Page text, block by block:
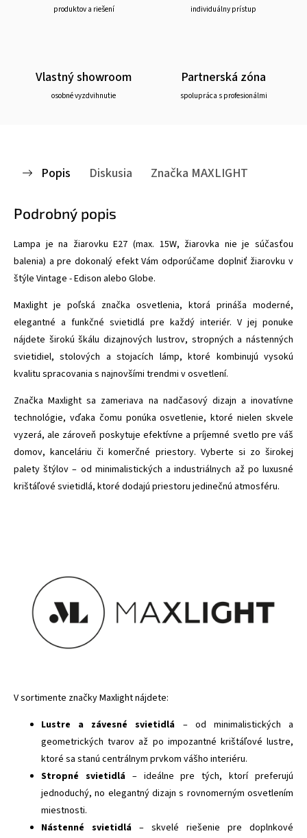
produktov a riešení individuálny prístup
Vlastný showroom
osobné vyzdvihnutie
Partnerská zóna
spolupráca s profesionálmi
Popis Diskusia Značka MAXLIGHT
Podrobný popis
Lampa je na žiarovku E27 (max. 15W, žiarovka nie je súčasťou
balenia) a pre dokonalý efekt Vám odporúčame doplniť žiarovku v
štýle Vintage - Edison alebo Globe.
Maxlight je poľská značka osvetlenia, ktorá prináša moderné,
elegantné a funkčné svietidlá pre každý interiér. V jej ponuke
nájdete širokú škálu dizajnových lustrov, stropných a nástenných
svietidiel, stolových a stojacích lámp, ktoré kombinujú vysokú
kvalitu spracovania s najnovšími trendmi v osvetlení.
Značka Maxlight sa zameriava na nadčasový dizajn a inovatívne
technológie, vďaka čomu ponúka osvetlenie, ktoré nielen skvele
vyzerá, ale zároveň poskytuje efektívne a príjemné svetlo pre váš
domov, kanceláriu či komerčné priestory. Vyberte si zo širokej
palety štýlov – od minimalistických a industriálnych až po luxusné
krištáľové svietidlá, ktoré dodajú priestoru jedinečnú atmosféru.
V sortimente značky Maxlight nájdete:
Lustre a závesné svietidlá – od minimalistických a
geometrických tvarov až po impozantné krištáľové lustre,
ktoré sa stanú centrálnym prvkom vášho interiéru.
Stropné svietidlá– ideálne pre tých, ktorí preferujú
jednoduchý, no elegantný dizajn s rovnomerným osvetlením
miestnosti.
Nástenné svietidlá – skvelé riešenie pre doplnkové